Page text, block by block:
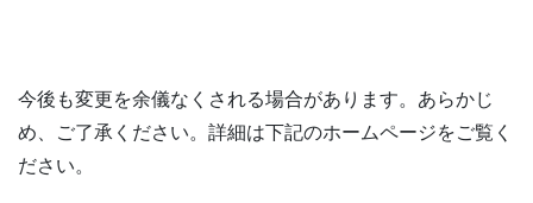
今後も変更を余儀なくされる場合があります。あらかじ
め、ご了承ください。詳細は下記のホームページをご覧く
ださい。